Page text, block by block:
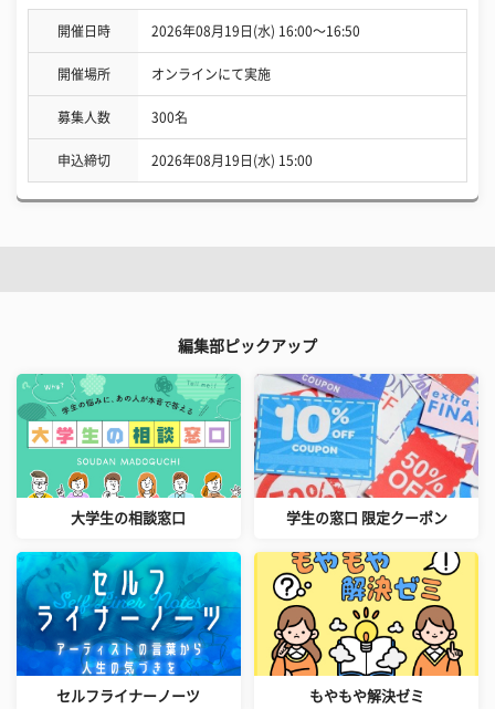
開催日時 2026年08月19日(水) 16:00〜16:50
開催場所 オンラインにて実施
募集人数 300名
申込締切 2026年08月19日(水) 15:00
編集部ピックアップ
大学生の相談窓口 学生の窓口 限定クーポン
セルフライナーノーツ もやもや解決ゼミ